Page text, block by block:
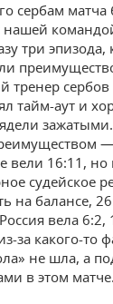
сербам
три
тренер
тайм-аут и
—
вели 16:11, но
судейское
на балансе,
вела
за какого-то
не шла, а
в этом